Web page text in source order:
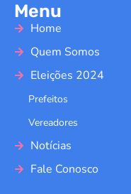
Menu
Home
Quem Somos
Eleições 2024
Prefeitos
Vereadores
Notícias
Fale Conosco